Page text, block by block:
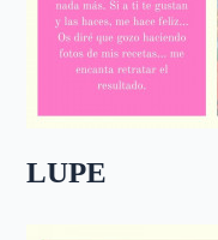
LUPE